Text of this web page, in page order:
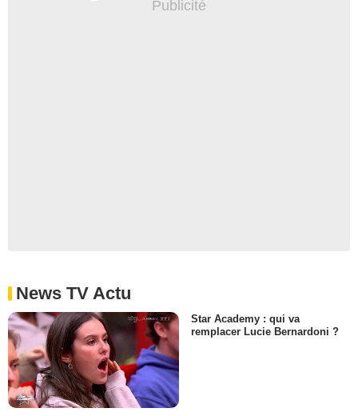
News TV Actu
Star Academy : qui va
remplacer Lucie Bernardoni ?